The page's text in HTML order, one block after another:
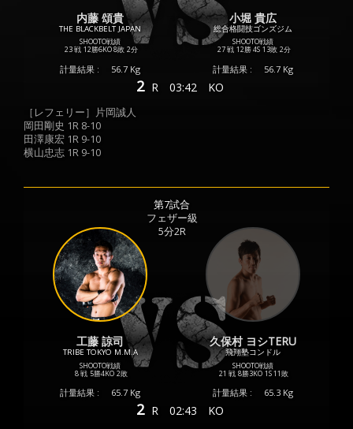
内藤 頌貴
THE BLACKBELT JAPAN
SHOOTO戦績
23 戦 12勝6KO 8敗 2分
計量結果 : 56.7 Kg
小堀 貴広
総合格闘技ゴンズジム
SHOOTO戦績
27 戦 12勝 4S 13敗 2分
計量結果 : 56.7 Kg
2 R 03:42 KO
［レフェリー］片岡誠人
岡田剛史 1R 8-10
田澤康宏 1R 9-10
横山忠志 1R 9-10
第7試合
フェザー級
5分2R
工藤 諒司
TRIBE TOKYO M.M.A
SHOOTO戦績
8 戦 5勝4KO 2敗
計量結果 : 65.7 Kg
久保村 ヨシTERU
飛翔塾コンドル
SHOOTO戦績
21 戦 8勝3KO 1S 11敗
計量結果 : 65.3 Kg
2 R 02:43 KO